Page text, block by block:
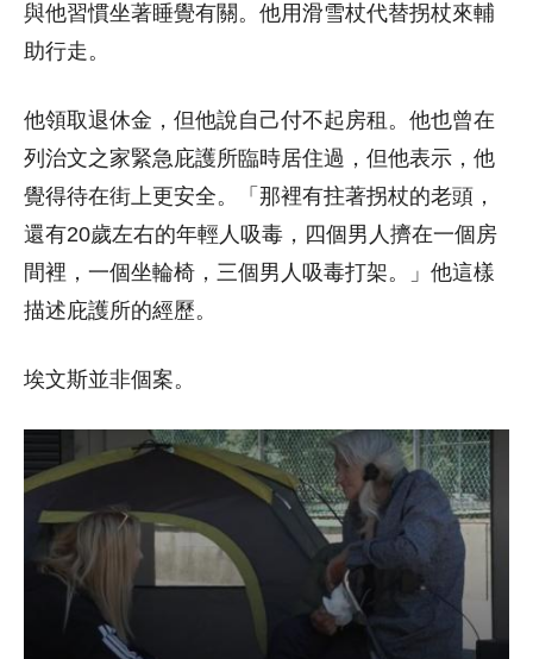
與他習慣坐著睡覺有關。他用滑雪杖代替拐杖來輔
助行走。
他領取退休金，但他說自己付不起房租。他也曾在
列治文之家緊急庇護所臨時居住過，但他表示，他
覺得待在街上更安全。「那裡有拄著拐杖的老頭，
還有20歲左右的年輕人吸毒，四個男人擠在一個房
間裡，一個坐輪椅，三個男人吸毒打架。」他這樣
描述庇護所的經歷。
埃文斯並非個案。